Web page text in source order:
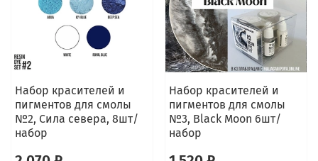
Набор красителей и
пигментов для смолы
№2, Сила севера, 8шт/
набор
Набор красителей и
пигментов для смолы
№3, Black Moon 6шт/
набор